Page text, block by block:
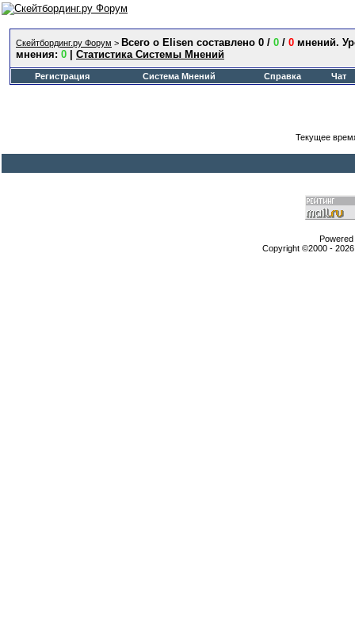
Скейтбординг.ру Форум > Всего о Elisen составлено 0 / 0 / 0 мнений.
мнения: 0 Статистика Системы Мнений
Регистрация Система Мнений Справка Чат
Текущее
Copyright ©2000 -